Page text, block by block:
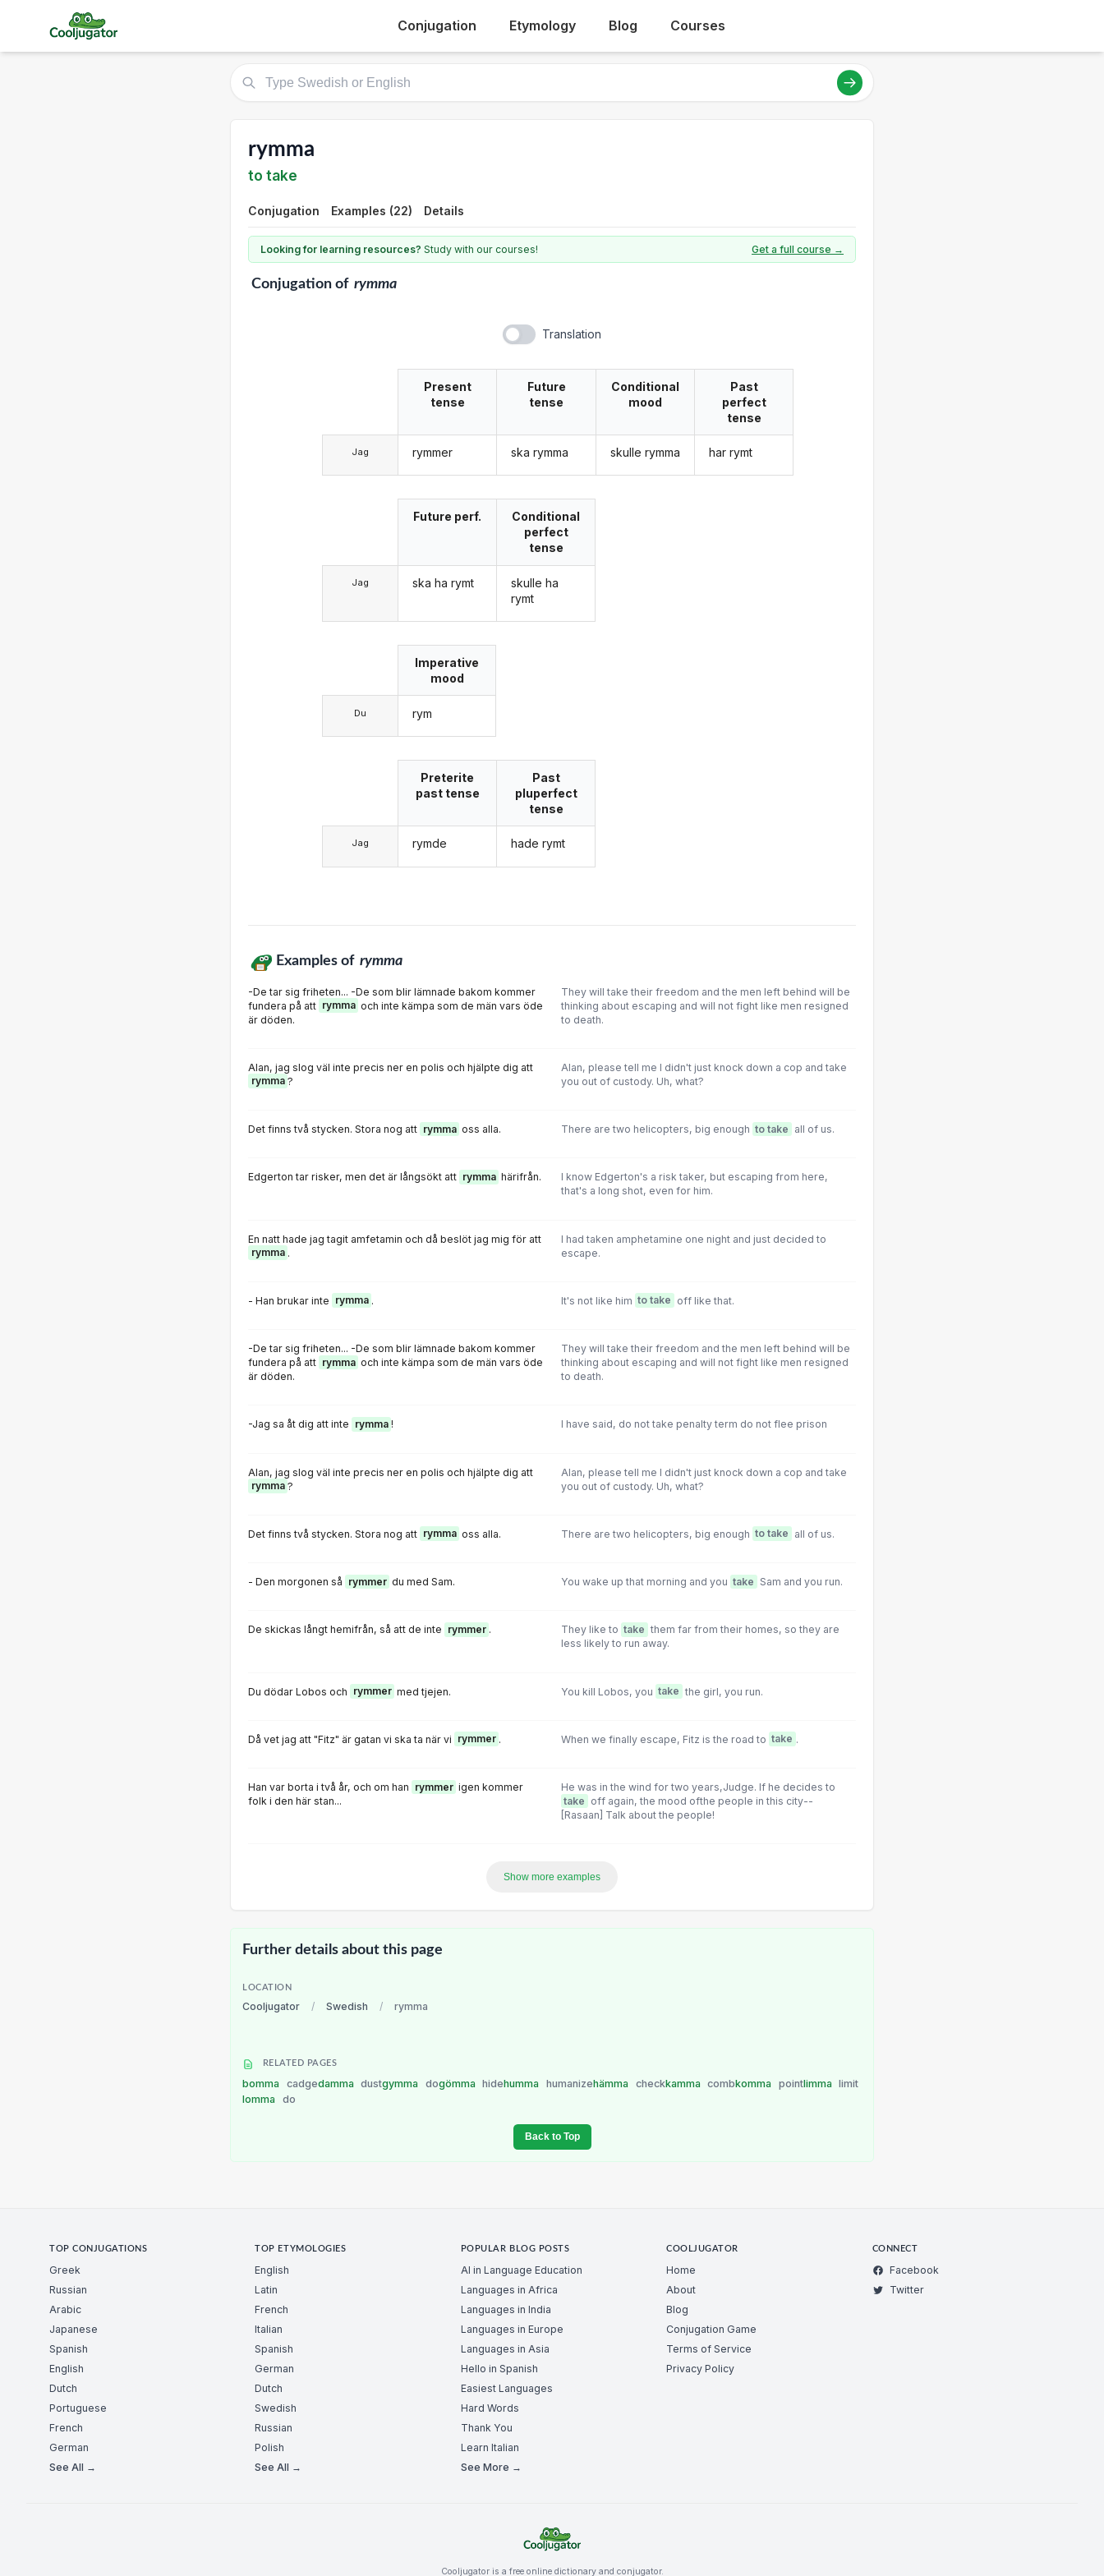
Conjugation Etymology Blog Courses
rymma
to take
Conjugation Examples (22) Details
Looking for learning resources? Study with our courses! Get a full course →
Conjugationof rymma
Translation
Jag
Present
tense
rymmer
Future
tense
ska rymma
Conditional
mood
skulle rymma
Past
perfect
tense
har rymt
Jag
Future perf.
ska ha rymt
Conditional
perfect
tense
skulle ha
rymt
Du
Imperative
mood
rym
Jag
Preterite
past tense
rymde
Past
pluperfect
tense
hade rymt
Examples of rymma
-De tar sig friheten... -De som blir lämnade bakom kommer
fundera på att rymma och inte kämpa som de män vars öde
är döden.
They will take their freedom and the men left behind will be
thinking about escaping and will not fight like men resigned
to death.
Alan, jag slog väl inte precis ner en polis och hjälpte dig att
rymma ?
Alan, please tell me I didn't just knock down a cop and take
you out of custody. Uh, what?
Det finns två stycken. Stora nog att rymma oss alla. There are two helicopters, big enough to take all of us.
Edgerton tar risker, men det är långsökt att rymma härifrån.
I know Edgerton's a risk taker, but escaping from here,
that's a long shot, even for him.
En natt hade jag tagit amfetamin och då beslöt jag mig för att
rymma .
I had taken amphetamine one night and just decided to
escape.
- Han brukar inte rymma . It's not like him to take off like that.
-De tar sig friheten... -De som blir lämnade bakom kommer
fundera på att rymma och inte kämpa som de män vars öde
är döden.
They will take their freedom and the men left behind will be
thinking about escaping and will not fight like men resigned
to death.
-Jag sa åt dig att inte rymma ! I have said, do not take penalty term do not flee prison
Alan, jag slog väl inte precis ner en polis och hjälpte dig att
rymma ?
Alan, please tell me I didn't just knock down a cop and take
you out of custody. Uh, what?
Det finns två stycken. Stora nog att rymma oss alla. There are two helicopters, big enough to take all of us.
- Den morgonen så rymmer du med Sam. You wake up that morning and you take Sam and you run.
De skickas långt hemifrån, så att de inte rymmer . They like to take them far from their homes, so they are
less likely to run away.
Du dödar Lobos och rymmer med tjejen. You kill Lobos, you take the girl, you run.
Då vet jag att "Fitz" är gatan vi ska ta när vi rymmer . When we finally escape, Fitz is the road to take .
Han var borta i två år, och om han rymmer igen kommer
folk i den här stan...
He was in the wind for two years,Judge. If he decides to
take off again, the mood ofthe people in this city--
[Rasaan] Talk about the people!
Show more examples
Further details about this page
LOCATION
Cooljugator / Swedish / rymma
RELATED PAGES
bomma cadgedamma dustgymma dogömma hidehumma humanizehämma checkkamma combkomma pointlimma
limit
lomma
do
Back to Top
TOP CONJUGATIONS
Greek
Russian
Arabic
Japanese
Spanish
English
Dutch
Portuguese
French
German
See All →
TOP ETYMOLOGIES
English
Latin
French
Italian
Spanish
German
Dutch
Swedish
Russian
Polish
See All →
POPULAR BLOG POSTS
AI in Language Education
Languages in Africa
Languages in India
Languages in Europe
Languages in Asia
Hello in Spanish
Easiest Languages
Hard Words
Thank You
Learn Italian
See More →
COOLJUGATOR
Home
About
Blog
Conjugation Game
Terms of Service
Privacy Policy
CONNECT
Facebook
Twitter
Cooljugator is a free online dictionary and conjugator.